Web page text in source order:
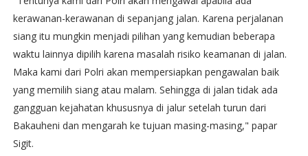
kerawanan-kerawanan di sepanjang jalan. Karena perjalanan
siang itu mungkin menjadi pilihan yang kemudian beberapa
waktu lainnya dipilih karena masalah risiko keamanan di jalan.
Maka kami dari Polri akan mempersiapkan pengawalan baik
yang memilih siang atau malam. Sehingga di jalan tidak ada
gangguan kejahatan khususnya di jalur setelah turun dari
Bakauheni dan mengarah ke tujuan masing-masing," papar
Sigit.